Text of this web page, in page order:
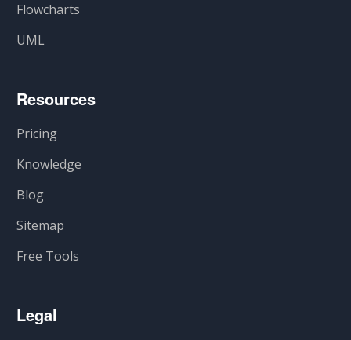
Flowcharts
UML
Resources
Pricing
Knowledge
Blog
Sitemap
Free Tools
Legal